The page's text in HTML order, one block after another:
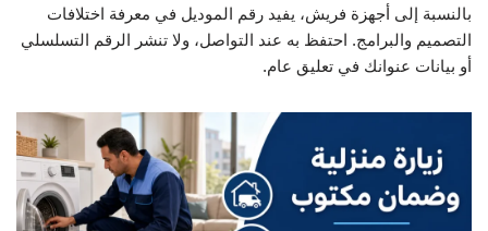
بالنسبة إلى أجهزة فريش، يفيد رقم الموديل في معرفة اختلافات
التصميم والبرامج. احتفظ به عند التواصل، ولا تنشر الرقم التسلسلي
أو بيانات عنوانك في تعليق عام.